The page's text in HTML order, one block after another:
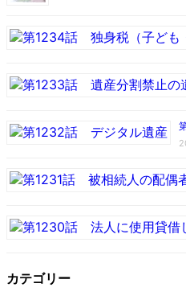
カテゴリー